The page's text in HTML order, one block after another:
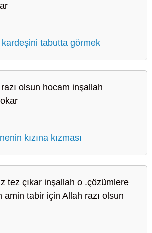
tabutta görmek
olsun hocam inşallah
kızına kızması
tez çıkar inşallah o .çözümlere
amin tabir için Allah razı olsun